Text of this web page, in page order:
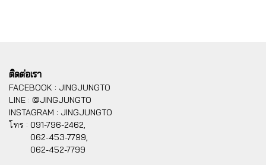
ติดต่อเรา
FACEBOOK : JINGJUNGTO
LINE : @JINGJUNGTO
INSTAGRAM : JINGJUNGTO
โทร : 091-796-2462,
062-453-7799,
062-452-7799